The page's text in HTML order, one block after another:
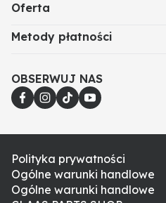
Oferta
Metody płatności
OBSERWUJ NAS
Polityka prywatności
Ogólne warunki handlowe
Ogólne warunki handlowe